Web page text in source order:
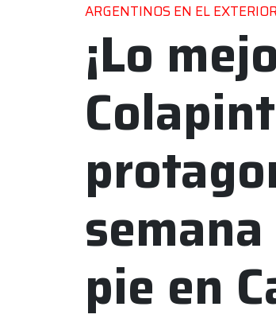
ARGENTINOS EN EL EXTERIOR
¡Lo
pie en